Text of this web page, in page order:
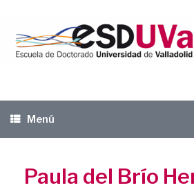
contenido
Menú
Paula del Brío